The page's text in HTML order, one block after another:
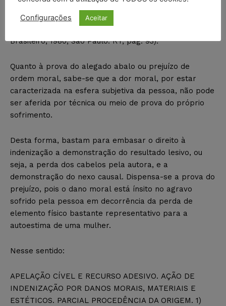
insensível aos rumores que resultam no abalo de
crédito e às medidas que importam vexame, tomados
pelos interessados” (in O Dano Moral no Direito
Brasileiro, 1980, São Paulo: RT, pág. 93).
Quanto à prova do alegado abalo ou prejuízo de
ordem moral, sabe-se que a dor moral, por estar
caracterizada na esfera subjetiva da pessoa, não pode
ser aferida por técnica ou meio de prova do próprio
sofrimento.
Desta forma, bastam para embasar o direito à
indenização a demonstração do resultado lesivo, ou
seja, a perda dos cabelos pela autora, e a
demonstração do nexo causal. Dispensa-se a prova do
prejuízo, pois o dano moral está ínsito no agravo
sofrido pela pessoa em decorrência da perda de
elemento físico bastante representativo para a
autoestima de uma mulher.
Nesse sentido:
APELAÇÃO CÍVEL E RECURSO ADESIVO. AÇÃO DE
INDENIZAÇÃO POR DANOS MORAIS, MATERIAIS E
ESTÉTICOS. PARCIAL PROCEDÊNCIA DA ORIGEM. 1)
Configurações Aceitar